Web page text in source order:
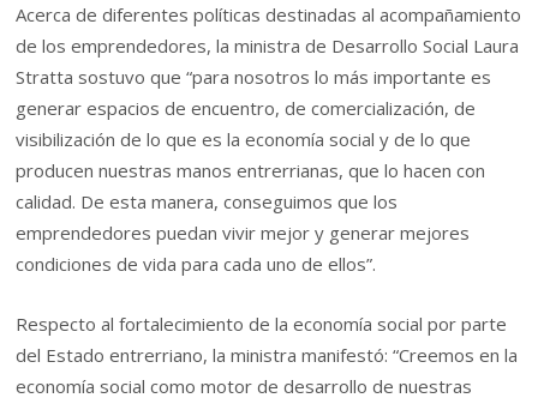
Acerca de diferentes políticas destinadas al acompañamiento
de los emprendedores, la ministra de Desarrollo Social Laura
Stratta sostuvo que “para nosotros lo más importante es
generar espacios de encuentro, de comercialización, de
visibilización de lo que es la economía social y de lo que
producen nuestras manos entrerrianas, que lo hacen con
calidad. De esta manera, conseguimos que los
emprendedores puedan vivir mejor y generar mejores
condiciones de vida para cada uno de ellos”.
Respecto al fortalecimiento de la economía social por parte
del Estado entrerriano, la ministra manifestó: “Creemos en la
economía social como motor de desarrollo de nuestras